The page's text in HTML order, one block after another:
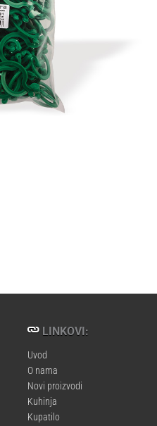
LINKOVI:
Uvod
O nama
Novi proizvodi
Kuhinja
Kupatilo